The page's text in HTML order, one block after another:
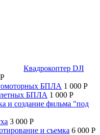
Квадрокоптер DJI
БПЛА 1 000 P
БПЛА 1 000 P
и создание фильма "под
3 000 P
и съемка 6 000 P